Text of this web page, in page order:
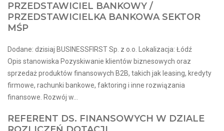
PRZEDSTAWICIEL BANKOWY /
PRZEDSTAWICIELKA BANKOWA SEKTOR
MŚP
Dodane: dzisiaj BUSINESSFIRST Sp. z o.o. Lokalizacja: Łódź
Opis stanowiska Pozyskiwanie klientów biznesowych oraz
sprzedaż produktów finansowych B2B, takich jak leasing, kredyty
firmowe, rachunki bankowe, faktoring i inne rozwiązania
finansowe. Rozwój w...
REFERENT DS. FINANSOWYCH W DZIALE